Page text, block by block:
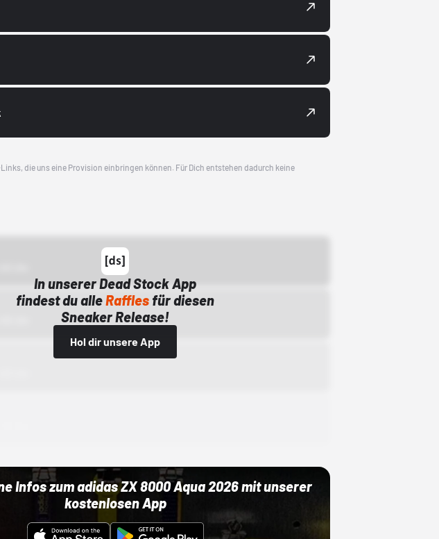
die uns eine Provision einbringen können. Für Dich entstehen dadurch keine
In unserer Dead Stock App
findest du alleRaffles für diesen
Sneaker Release!
Hol dir unsere App
Infos zum adidas ZX 8000 Aqua 2026 mit unserer
kostenlosen App